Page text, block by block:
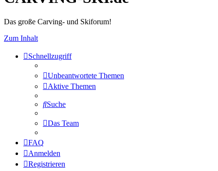
Das große Carving- und Skiforum!
Zum Inhalt
Schnellzugriff
Unbeantwortete Themen
Aktive Themen
Suche
Das Team
FAQ
Anmelden
Registrieren